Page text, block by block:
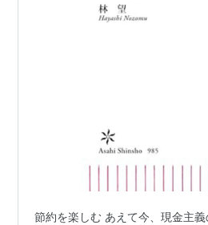
節約を楽しむ あえて今、現金主